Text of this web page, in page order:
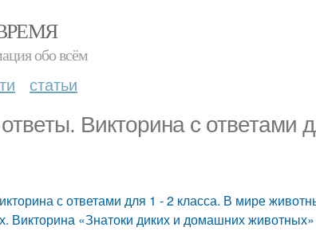
обо всём
статьи
Викторина с ответами
с ответами для 1 - 2 класса. В мире
Викторина «Знатоки диких и домашних